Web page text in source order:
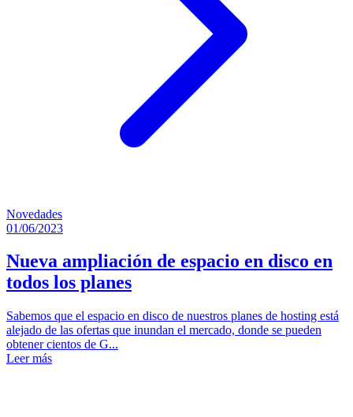
Novedades
01/06/2023
Nueva ampliación de espacio en disco en
todos los planes
Sabemos que el espacio en disco de nuestros planes de hosting está
alejado de las ofertas que inundan el mercado, donde se pueden
obtener cientos de G...
Leer más